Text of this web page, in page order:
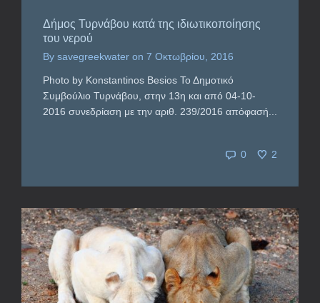
Δήμος Τυρνάβου κατά της ιδιωτικοποίησης
του νερού
By savegreekwater on 7 Οκτωβρίου, 2016
Photo by Konstantinos Besios Το Δημοτικό
Συμβούλιο Τυρνάβου, στην 13η και από 04-10-
2016 συνεδρίαση με την αριθ. 239/2016 απόφασή...
0 2